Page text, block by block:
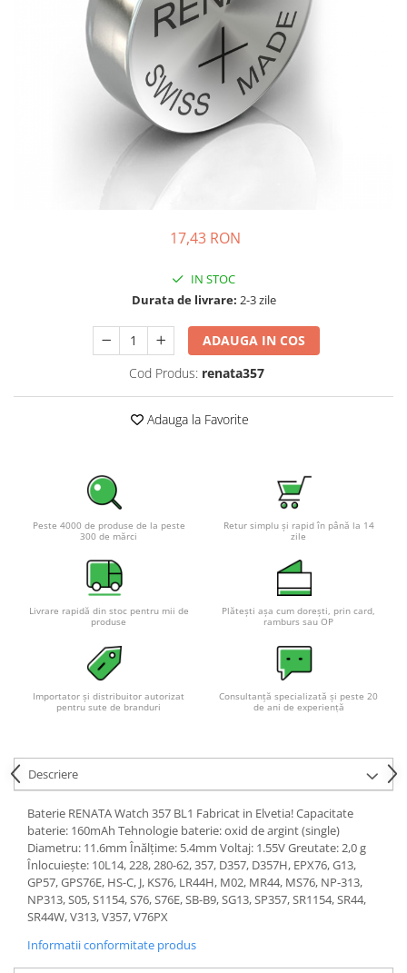
Incarcatoare acumulatori
Panouri fotovoltaice si accesorii
Panouri fotovoltaice
Sisteme prindere panouri
Convertoare de tensiune
Sisteme de stocare energie
LiFePO4
Pachete complete stocare energie
Sisteme fotovoltaice complete
Sisteme fotovoltaice de putere
mica (rulota/caravan/case de
Pachete sisteme fotovoltaice
Statii de incarcare vehicule
Statii de incarcare
Cabluri de incarcare vehicule
electrice
Accesorii
Turbine eoliene pentru casă
Acumulatori VRLA AGM/GEL /
Tractiune / LiFePo4
Baterii si acumulatori gel si VRLA
6-12 V
Baterii si acumulatori AGM VRLA
de 6-12 V
Acumulatori Moto, ATV
17,43 RON
IN STOC
Durata de livrare: 2-3 zile
ADAUGA IN COS
Cod Produs: renata357
Adauga la Favorite
Peste 4000 de produse de la peste
300 de mărci
Retur simplu și rapid în până la 14
zile
Livrare rapidă din stoc pentru mii de
produse
Plătești așa cum dorești, prin card,
ramburs sau OP
Importator și distribuitor autorizat
pentru sute de branduri
Consultanță specializată și peste 20
de ani de experiență
Descriere
Baterie RENATA Watch 357 BL1 Fabricat in Elvetia! Capacitate
baterie: 160mAh Tehnologie baterie: oxid de argint (single)
Diametru: 11.6mm Înălțime: 5.4mm Voltaj: 1.55V Greutate: 2,0 g
Înlocuiește: 10L14, 228, 280-62, 357, D357, D357H, EPX76, G13,
GP57, GPS76E, HS-C, J, KS76, LR44H, M02, MR44, MS76, NP-313,
NP313, S05, S1154, S76, S76E, SB-B9, SG13, SP357, SR1154, SR44,
SR44W, V313, V357, V76PX
Informatii conformitate produs